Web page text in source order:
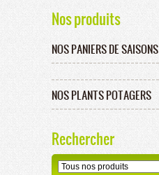
Nos produits
NOS PANIERS DE SAISONS
NOS PLANTS POTAGERS
Rechercher